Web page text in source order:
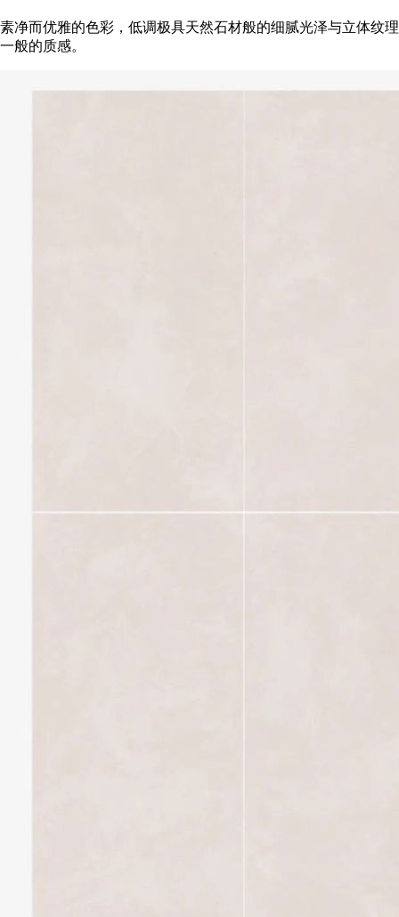
素净而优雅的色彩，低调极具天然石材般的细腻光泽与立体纹
一般的质感。